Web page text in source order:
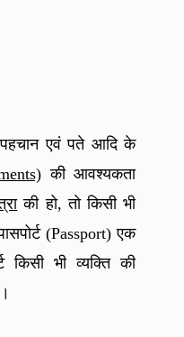
पहचान एवं पते आदि के
की आवश्यकता
की हो, तो किसी भी
(Passport) एक
किसी भी व्यक्ति की